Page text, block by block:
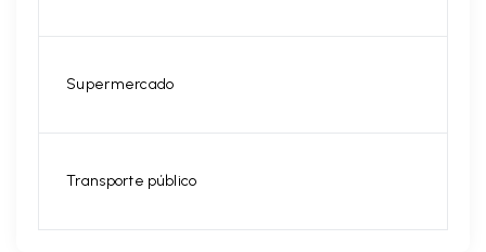
Supermercado
Transporte público